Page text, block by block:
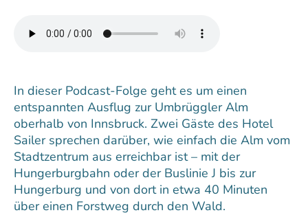
In dieser Podcast-Folge geht es um einen
entspannten Ausflug zur Umbrüggler Alm
oberhalb von Innsbruck. Zwei Gäste des Hotel
Sailer sprechen darüber, wie einfach die Alm vom
Stadtzentrum aus erreichbar ist – mit der
Hungerburgbahn oder der Buslinie J bis zur
Hungerburg und von dort in etwa 40 Minuten
über einen Forstweg durch den Wald.